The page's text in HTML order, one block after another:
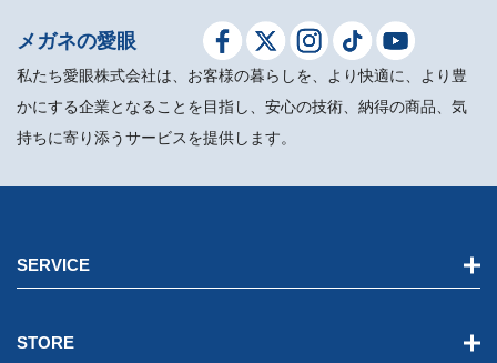
メガネの愛眼
私たち愛眼株式会社は、お客様の暮らしを、より快適に、より豊
かにする企業となることを目指し、安心の技術、納得の商品、気
持ちに寄り添うサービスを提供します。
SERVICE
STORE